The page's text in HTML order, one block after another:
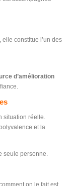
elle constitue l’un des
d’amélioration
situation réelle.
et la
seule personne.
on le fait est